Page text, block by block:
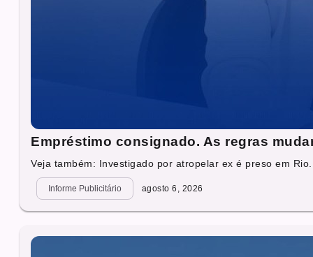
Empréstimo consignado. As regras
Veja também: Investigado por atropelar ex é preso em
Informe Publicitário agosto 6, 2026